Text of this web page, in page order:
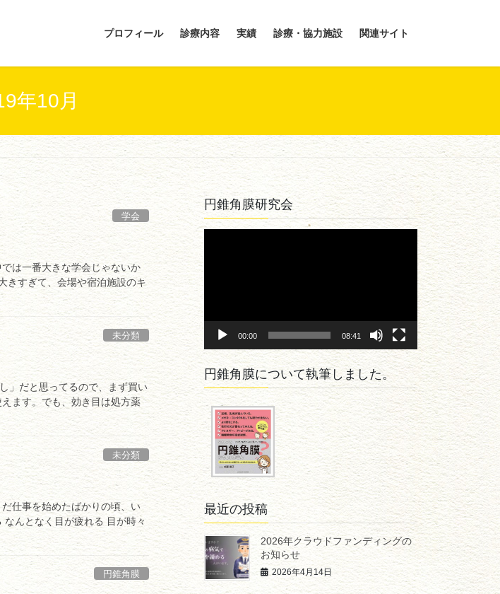
プロフィール 診療内容 実績 診療・協力施設 関連サイト
年10月
学会
は一番大きな学会じゃないか
きすぎて、会場や宿泊施設のキ
未分類
」だと思ってるので、まず買い
ます。でも、効き目は処方薬
未分類
仕事を始めたばかりの頃、い
んとなく目が疲れる 目が時々
円錐角膜
円錐角膜研究会
レ
ヤ
00:00 08:41
円錐角膜について執筆しました。
最近の投稿
2026年クラウドファンディングの
お知らせ
2026年4月14日